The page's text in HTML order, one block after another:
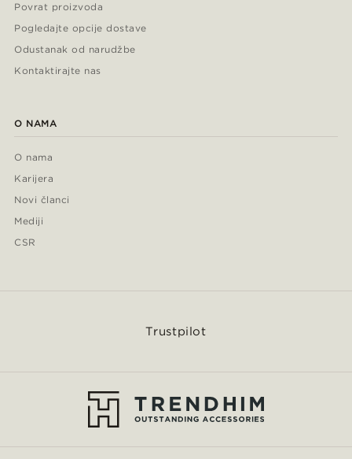
Povrat proizvoda
Pogledajte opcije dostave
Odustanak od narudžbe
Kontaktirajte nas
O NAMA
O nama
Karijera
Novi članci
Mediji
CSR
Trustpilot